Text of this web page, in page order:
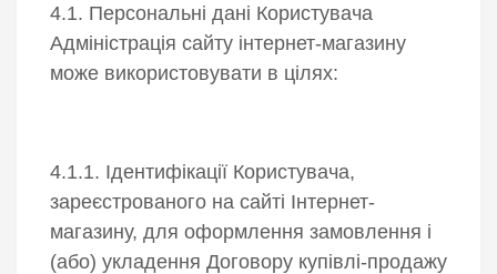
4.1. Персональні дані Користувача
Адміністрація сайту інтернет-магазину
може використовувати в цілях:
4.1.1. Ідентифікації Користувача,
зареєстрованого на сайті Інтернет-
магазину, для оформлення замовлення і
(або) укладення Договору купівлі-продажу